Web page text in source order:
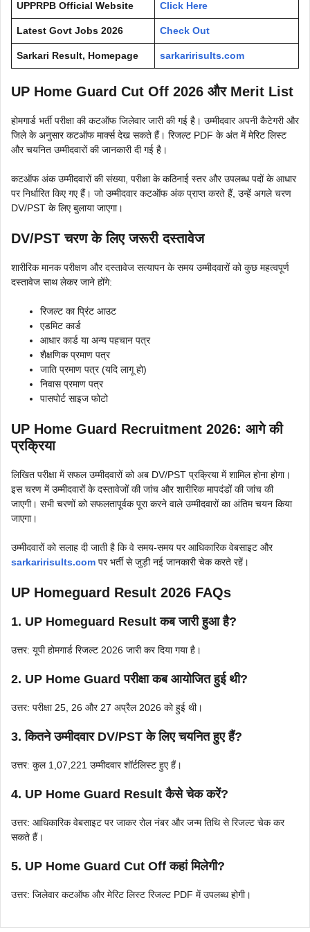
UPPRPB Official Website Click Here
Latest Govt Jobs 2026 Check Out
Sarkari Result, Homepage sarkaririsults.com
UP Home Guard Cut Off 2026 और Merit List
होमगार्ड भर्ती परीक्षा की कटऑफ जिलेवार जारी की गई है। उम्मीदवार अपनी कैटेगरी और
जिले के अनुसार कटऑफ मार्क्स देख सकते हैं। रिजल्ट PDF के अंत में मेरिट लिस्ट
और चयनित उम्मीदवारों की जानकारी दी गई है।
कटऑफ अंक उम्मीदवारों की संख्या, परीक्षा के कठिनाई स्तर और उपलब्ध पदों के आधार
पर निर्धारित किए गए हैं। जो उम्मीदवार कटऑफ अंक प्राप्त करते हैं, उन्हें अगले चरण
DV/PST के लिए बुलाया जाएगा।
DV/PST चरण के लिए जरूरी दस्तावेज
शारीरिक मानक परीक्षण और दस्तावेज सत्यापन के समय उम्मीदवारों को कुछ महत्वपूर्ण
दस्तावेज साथ लेकर जाने होंगे:
रिजल्ट का प्रिंट आउट
एडमिट कार्ड
आधार कार्ड या अन्य पहचान पत्र
शैक्षणिक प्रमाण पत्र
जाति प्रमाण पत्र (यदि लागू हो)
निवास प्रमाण पत्र
पासपोर्ट साइज फोटो
UP Home Guard Recruitment 2026: आगे की
प्रक्रिया
लिखित परीक्षा में सफल उम्मीदवारों को अब DV/PST प्रक्रिया में शामिल होना होगा।
इस चरण में उम्मीदवारों के दस्तावेजों की जांच और शारीरिक मापदंडों की जांच की
जाएगी। सभी चरणों को सफलतापूर्वक पूरा करने वाले उम्मीदवारों का अंतिम चयन किया
जाएगा।
उम्मीदवारों को सलाह दी जाती है कि वे समय-समय पर आधिकारिक वेबसाइट और
sarkaririsults.com पर भर्ती से जुड़ी नई जानकारी चेक करते रहें।
UP Homeguard Result 2026 FAQs
1. UP Homeguard Result कब जारी हुआ है?
उत्तर: यूपी होमगार्ड रिजल्ट 2026 जारी कर दिया गया है।
2. UP Home Guard परीक्षा कब आयोजित हुई थी?
उत्तर: परीक्षा 25, 26 और 27 अप्रैल 2026 को हुई थी।
3. कितने उम्मीदवार DV/PST के लिए चयनित हुए हैं?
उत्तर: कुल 1,07,221 उम्मीदवार शॉर्टलिस्ट हुए हैं।
4. UP Home Guard Result कैसे चेक करें?
उत्तर: आधिकारिक वेबसाइट पर जाकर रोल नंबर और जन्म तिथि से रिजल्ट चेक कर
सकते हैं।
5. UP Home Guard Cut Off कहां मिलेगी?
उत्तर: जिलेवार कटऑफ और मेरिट लिस्ट रिजल्ट PDF में उपलब्ध होगी।